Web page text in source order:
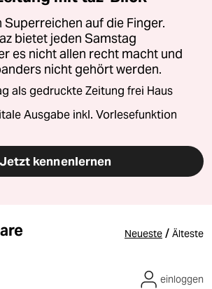
Superreichen auf die Finger.
bietet jeden Samstag
es nicht allen recht macht und
nicht gehört werden.
als gedruckte Zeitung frei Haus
Ausgabe inkl. Vorlesefunktion
Jetzt kennenlernen
Neueste / Älteste
einloggen